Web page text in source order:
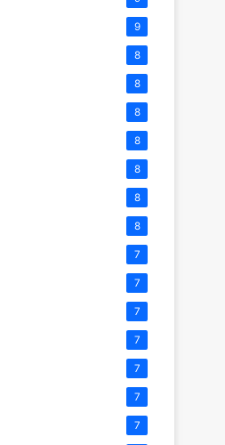
9
8
8
8
8
8
8
8
7
7
7
7
7
7
7